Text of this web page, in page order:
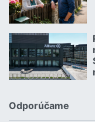
Odporúčame